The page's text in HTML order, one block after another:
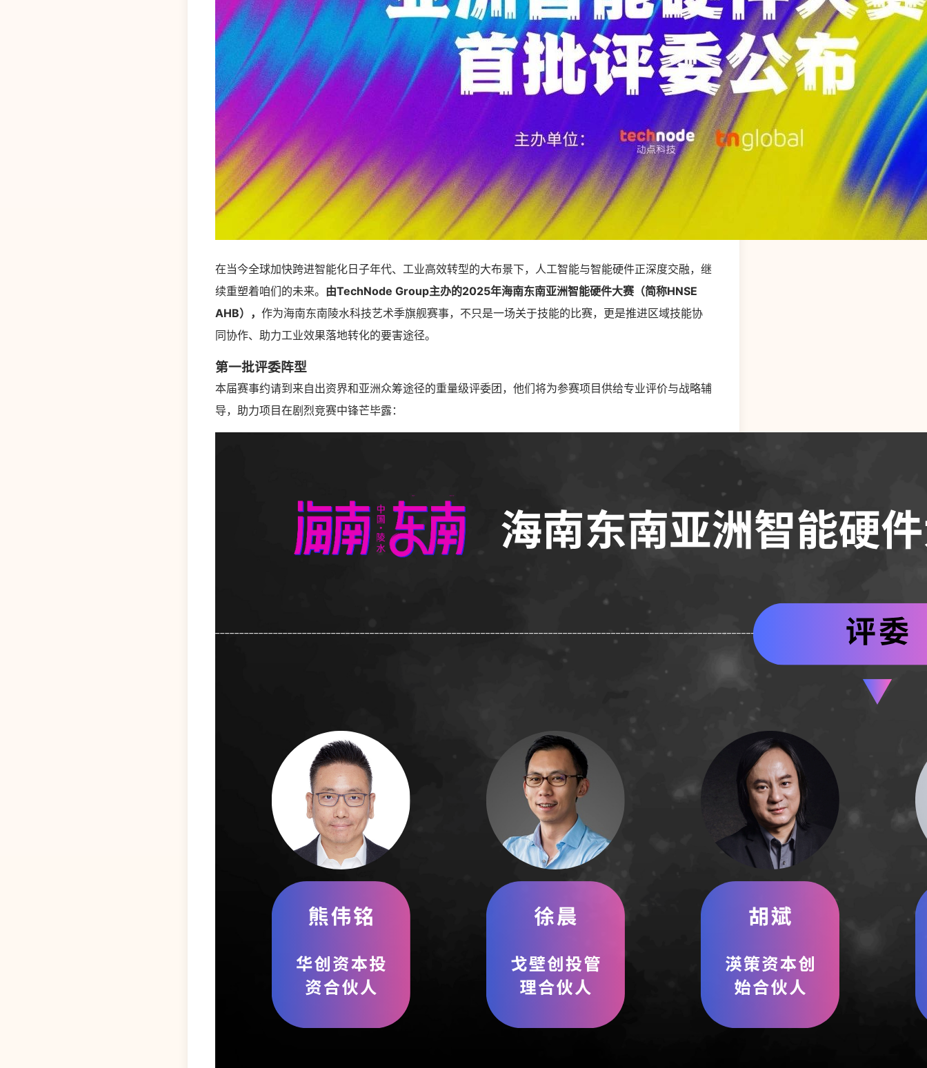
在当今全球加快跨进智能化日子年代、工业高效转型的大布景下，人工智能与智能硬件正深度交融，继
续重塑着咱们的未来。 由TechNode Group主办的2025年海南东南亚洲智能硬件大赛（简称HNSE
AHB）， 作为海南东南陵水科技艺术季旗舰赛事，不只是一场关于技能的比赛，更是推进区域技能协
同协作、助力工业效果落地转化的要害途径。
第一批评委阵型
本届赛事约请到来自出资界和亚洲众筹途径的重量级评委团，他们将为参赛项目供给专业评价与战略辅
导，助力项目在剧烈竞赛中锋芒毕露：